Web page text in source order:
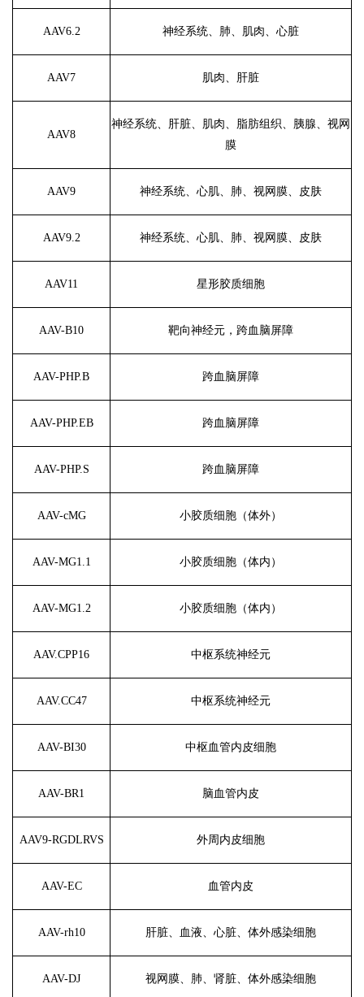
AAV6.2 神经系统、肺、肌肉、心脏
AAV7 肌肉、肝脏
AAV8
神经系统、肝脏、肌肉、脂肪组织、胰腺、视网
膜
AAV9 神经系统、心肌、肺、视网膜、皮肤
AAV9.2 神经系统、心肌、肺、视网膜、皮肤
AAV11 星形胶质细胞
AAV-B10 靶向神经元，跨血脑屏障
AAV-PHP.B 跨血脑屏障
AAV-PHP.EB 跨血脑屏障
AAV-PHP.S 跨血脑屏障
AAV-cMG 小胶质细胞（体外）
AAV-MG1.1 小胶质细胞（体内）
AAV-MG1.2 小胶质细胞（体内）
AAV.CPP16 中枢系统神经元
AAV.CC47 中枢系统神经元
AAV-BI30 中枢血管内皮细胞
AAV-BR1 脑血管内皮
AAV9-RGDLRVS 外周内皮细胞
AAV-EC 血管内皮
AAV-rh10 肝脏、血液、心脏、体外感染细胞
AAV-DJ 视网膜、肺、肾脏、体外感染细胞